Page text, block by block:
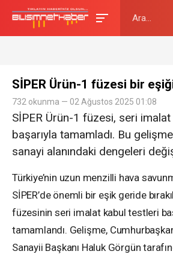
SİPER Ürün-1 füzesi bir
732 okunma — 02 Ağustos 2025 01:08
SİPER Ürün-1 füzesi, seri
başarıyla tamamladı. Bu
sanayi alanındaki dengeleri
Türkiye’nin uzun menzilli hava
SİPER’de önemli bir eşik geride
füzesinin seri imalat kabul testleri
tamamlandı. Gelişme,
Sanayii Başkanı Haluk Görgün